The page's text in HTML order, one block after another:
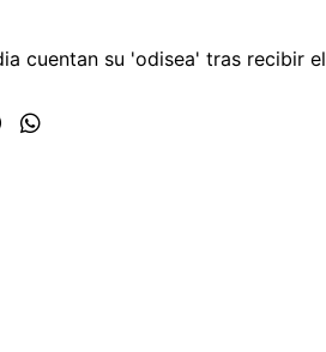
cuentan su 'odisea' tras recibir el